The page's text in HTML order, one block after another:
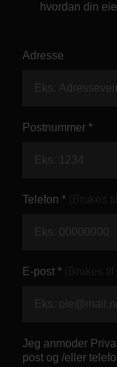
Finansiering
Stillinger
Om oss
hvordan din
Adresse
Postnummer *
Telefon *
E-post *
Jeg anmoder
post og /eller